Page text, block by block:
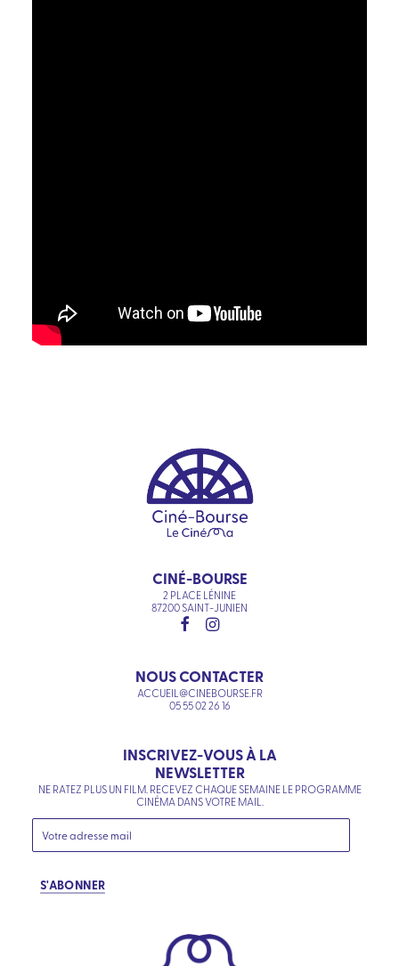
CINÉ-BOURSE
2 PLACE LÉNINE
87200 SAINT-JUNIEN
NOUS CONTACTER
ACCUEIL@CINEBOURSE.FR
05 55 02 26 16
INSCRIVEZ-VOUS À LA
NEWSLETTER
NE RATEZ PLUS UN FILM. RECEVEZ CHAQUE SEMAINE LE PROGRAMME
CINÉMA DANS VOTRE MAIL.
S'ABONNER